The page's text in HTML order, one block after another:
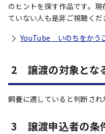
のヒントを探す作品です。
ていない人も是非ご視聴くだ
YouTube いのちをかう
2 譲渡の対象とな
飼養に適していると判断され
3 譲渡申込者の条